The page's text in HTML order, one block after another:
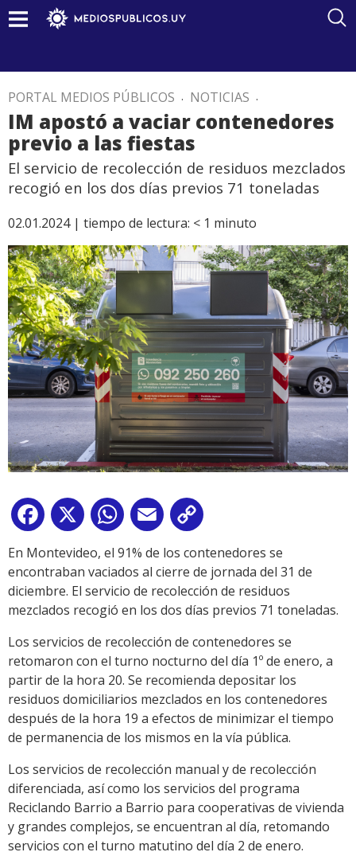
PORTAL MEDIOS PÚBLICOS . NOTICIAS .
IM apostó a vaciar contenedores
previo a las fiestas
El servicio de recolección de residuos mezclados
recogió en los dos días previos 71 toneladas
02.01.2024 | tiempo de lectura: < 1 minuto
Facebook
X WhatsApp
Email
Link
En Montevideo, el 91% de los contenedores se
encontraban vaciados al cierre de jornada del 31 de
diciembre. El servicio de recolección de residuos
mezclados recogió en los dos días previos 71 toneladas.
Los servicios de recolección de contenedores se
retomaron con el turno nocturno del día 1º de enero, a
partir de la hora 20. Se recomienda depositar los
residuos domiciliarios mezclados en los contenedores
después de la hora 19 a efectos de minimizar el tiempo
de permanencia de los mismos en la vía pública.
Los servicios de recolección manual y de recolección
diferenciada, así como los servicios del programa
Reciclando Barrio a Barrio para cooperativas de vivienda
y grandes complejos, se encuentran al día, retomando
servicios con el turno matutino del día 2 de enero.